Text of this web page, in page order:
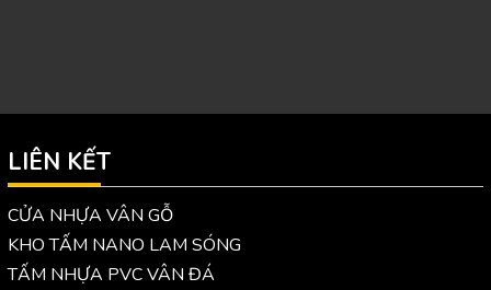
LIÊN KẾT
CỬA NHỰA VÂN GỖ
KHO TẤM NANO LAM SÓNG
TẤM NHỰA PVC VÂN ĐÁ